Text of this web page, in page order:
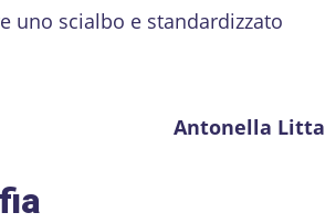
uno scialbo e standardizzato
Antonella Litta